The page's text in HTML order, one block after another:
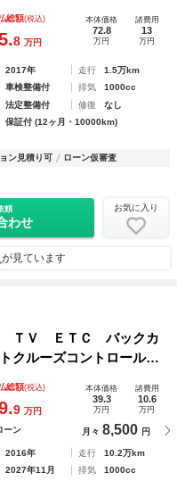
衝突被害軽減システム
総額(税込)
8 万円
本体価格
72.8
万円
諸費用
13
万円
2017年 走行
1.5万km
車検整備付 排気
1000cc
法定整備付 修復
なし
保証付 (12ヶ月・10000km)
ン見積り可 ローン仮審査
頼
わせ
お気に入り
が見ています
ＴＶ ＥＴＣ バックカ
クルーズコントロール
ル オートライト ＬＥ
総額(税込)
9 万円
本体価格
39.3
万円
諸費用
10.6
万円
ーン 月々 8,500 円
2016年 走行
10.2万km
2027年11月 排気
1000cc